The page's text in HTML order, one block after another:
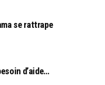
se rattrape
d’aide…